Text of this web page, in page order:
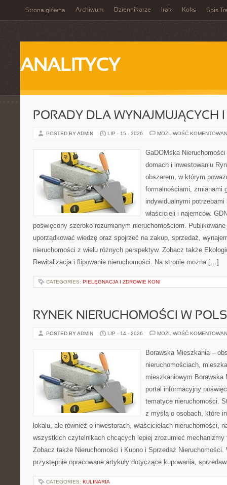
Strona główna Archiwum Dziennikarze Irak Koks Spis
ANALITYCY
PORADY DLA WYNAJMUJĄCYCH
POSTED BY ADMIN LIP - 15 - 2026 MOŻLIWOŚĆ
GaDOMska
domach i inwestowaniu
obszarem, w którym
formalnościami, zmianami
indywidualnymi
właścicieli i najemców.
poświęcony szeroko rozumianym nieruchomościom. Publikowane
uporządkować wiedzę oraz spojrzeć na zakup, sprzedaż,
nieruchomości z wielu różnych perspektyw. Zobacz także
Rewitalizacja i flipowanie nieruchomości. Na stronie można […]
CATEGORIES: PIELĘGNACJA I ZDROWIE KONI
RYNEK NIERUCHOMOŚCI W
POSTED BY ADMIN LIP - 14 - 2026 MOŻLIWOŚĆ
Borawska Mieszkania –
nieruchomościach,
mieszkaniowym Borawska
portal informacyjny
tematyce nieruchomości.
z myślą o osobach, które
lokalu, ale również o inwestorach, właścicielach nieruchomości,
wszystkich czytelnikach chcących lepiej zrozumieć mechanizmy
Zobacz także Nieruchomości i Kupno i Sprzedaż
przystępnie opracowane artykuły dotyczące kupowania,
CATEGORIES: KULINARIA